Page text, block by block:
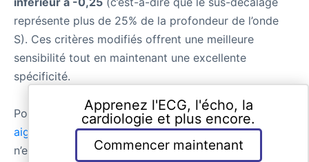
représente plus de 25% de la profondeur de l’onde
S). Ces critères modifiés offrent une meilleure
sensibilité tout en maintenant une excellente
spécificité.
Pour une discussion détaillée, voir BBG et infarctus
aigu du myocarde. En résumé, aucun critère existant
n’est suffisamment sensible pour détecter de manière
Apprenez l'ECG, l'écho, la
cardiologie et plus encore.
Commencer maintenant